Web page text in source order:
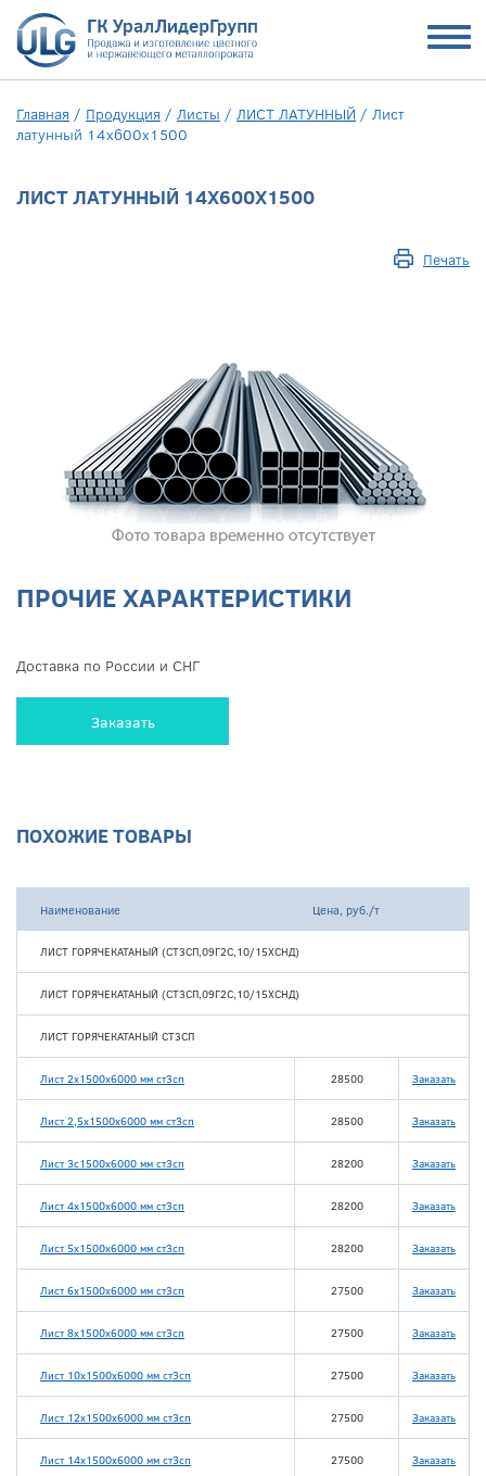
Главная / Продукция / Листы / ЛИСТ ЛАТУННЫЙ / Лист
латунный 14х600х1500
ЛИСТ ЛАТУННЫЙ 14Х600Х1500
Печать
ПРОЧИЕ ХАРАКТЕРИСТИКИ
Доставка по России и СНГ
Заказать
ПОХОЖИЕ ТОВАРЫ
Наименование Цена, руб./т
ЛИСТ ГОРЯЧЕКАТАНЫЙ (СТ3СП,09Г2С,10/15ХСНД)
ЛИСТ ГОРЯЧЕКАТАНЫЙ (СТ3СП,09Г2С,10/15ХСНД)
ЛИСТ ГОРЯЧЕКАТАНЫЙ СТ3СП
Лист 2x1500x6000 мм ст3сп 28500 Заказать
Лист 2,5x1500x6000 мм ст3сп 28500 Заказать
Лист 3c1500x6000 мм ст3сп 28200 Заказать
Лист 4x1500x6000 мм ст3сп 28200 Заказать
Лист 5x1500x6000 мм ст3сп 28200 Заказать
Лист 6x1500x6000 мм ст3сп 27500 Заказать
Лист 8x1500x6000 мм ст3сп 27500 Заказать
Лист 10x1500x6000 мм ст3сп 27500 Заказать
Лист 12x1500x6000 мм ст3сп 27500 Заказать
Лист 14x1500x6000 мм ст3сп 27500 Заказать